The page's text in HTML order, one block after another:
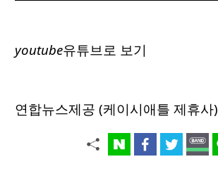
youtube유튜브로 보기
연합뉴스제공 (케이시애틀 제휴사)